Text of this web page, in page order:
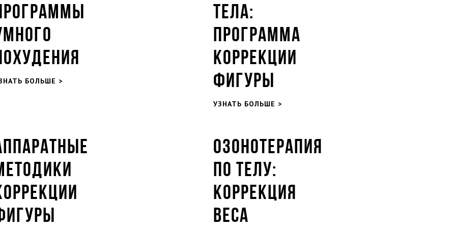
БОЛЬШЕ >
ТЕЛА:
ПРОГРАММА
КОРРЕКЦИИ
ФИГУРЫ
УЗНАТЬ БОЛЬШЕ >
ОЗОНОТЕРАПИЯ
ПО ТЕЛУ:
КОРРЕКЦИЯ
ВЕСА